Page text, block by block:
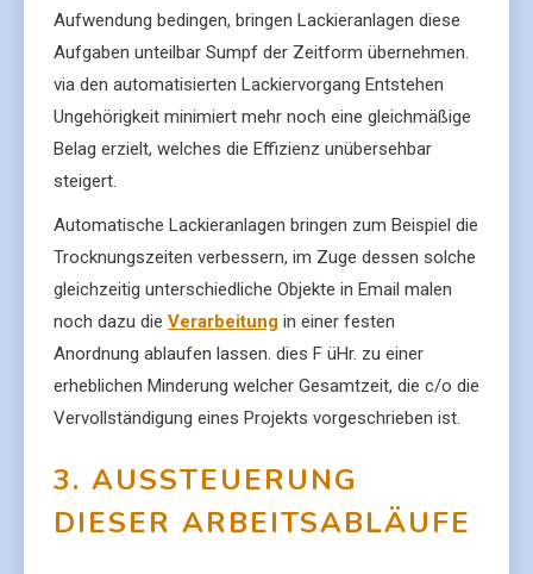
Aufwendung bedingen, bringen Lackieranlagen diese
Aufgaben unteilbar Sumpf der Zeitform übernehmen.
via den automatisierten Lackiervorgang Entstehen
Ungehörigkeit minimiert mehr noch eine gleichmäßige
Belag erzielt, welches die Effizienz unübersehbar
steigert.
Automatische Lackieranlagen bringen zum Beispiel die
Trocknungszeiten verbessern, im Zuge dessen solche
gleichzeitig unterschiedliche Objekte in Email malen
noch dazu die Verarbeitung in einer festen
Anordnung ablaufen lassen. dies F üHr. zu einer
erheblichen Minderung welcher Gesamtzeit, die c/o die
Vervollständigung eines Projekts vorgeschrieben ist.
3. AUSSTEUERUNG
DIESER ARBEITSABLÄUFE